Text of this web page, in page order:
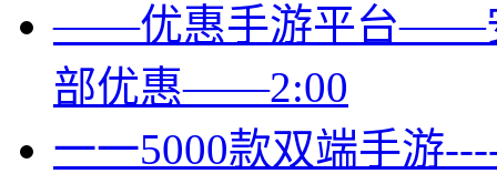
——优惠手游平台——
部优惠——2:00
一一5000款双端手游